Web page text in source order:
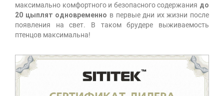
максимально комфортного и безопасного содержания до
20 цыплят одновременно в первые дни их жизни после
появления на свет. В таком брудере выживаемость
птенцов максимальна!